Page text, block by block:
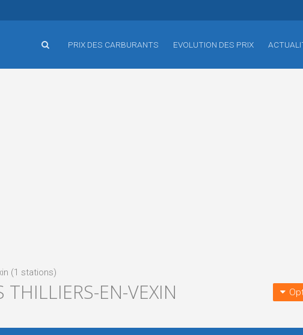
PRIX DES CARBURANTS EVOLUTION DES PRIX
(1 stations)
THILLIERS-EN-VEXIN